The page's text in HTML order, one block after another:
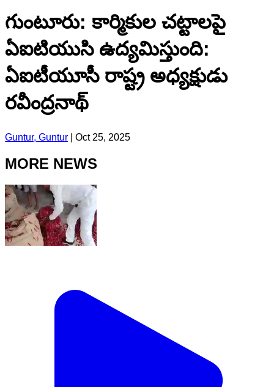
గుంటూరు: కార్మికుల చట్టాలపై
ఏఐటియుసి ఉద్యమిస్తుంది:
ఏఐటీయూసీ రాష్ట్ర అధ్యక్షుడు
రవీంద్రనాథ్
Guntur, Guntur Oct 25, 2025
MORE NEWS